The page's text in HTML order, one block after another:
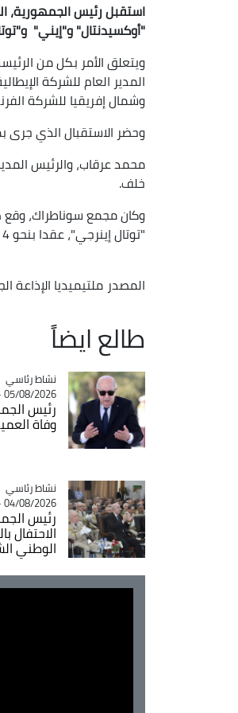
استقبل رئيس الجمهورية،
"أوكسيدنتال" و"إيني"
ويتعلق الأمر بكل من
المدير العام للشركة
وشمال إفريقيا للشركة
وحضر الاستقبال الذي جرى
محمد عرقاب، والرئيس
خلف.
وكان مجمع سوناطراك، وقع
"توتال إينرجي"، عقدا بنحو 4 مليارات دولار، يخص تطوير الرقعة التعاقدية بركين (ورقلة).
المصدر ملتيميديا الإذاعة
طالع ايضاً
Catégorie
نشاط رئاسي
05/08/2026 - 12:52
رئيس
وفاة
Catégorie
نشاط رئاسي
04/08/2026 - 19:00
رئيس
الاحتفال
الوطني